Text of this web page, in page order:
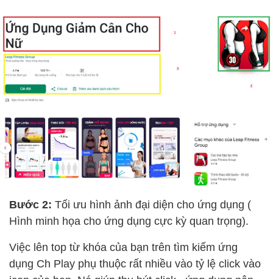
Bước 2: Tối ưu hình ảnh đại diện cho ứng dụng (
Hình minh họa cho ứng dụng cực kỳ quan trọng).
Việc lên top từ khóa của bạn trên tìm kiếm ứng
dụng Ch Play phụ thuộc rất nhiều vào tỷ lệ click vào